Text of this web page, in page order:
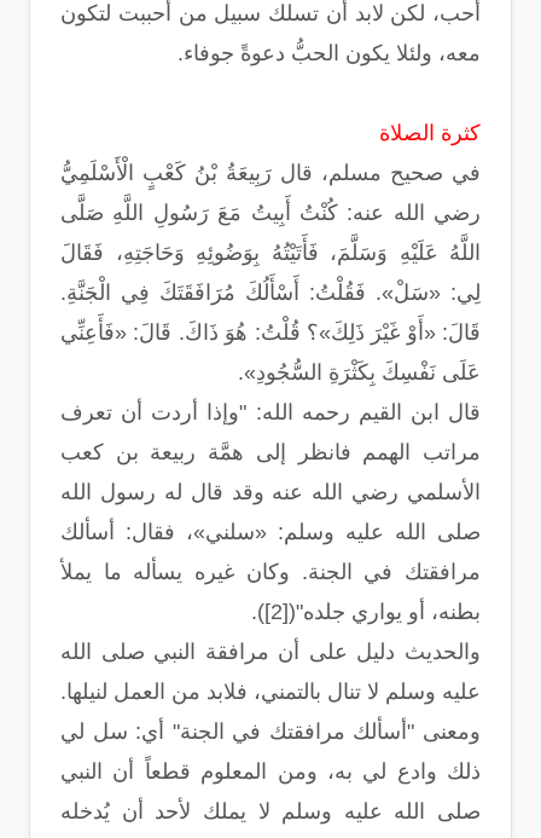
أحب، لكن لابد أن تسلك سبيل من أحببت لتكون
معه، ولئلا يكون الحبُّ دعوةً جوفاء.
كثرة الصلاة
في صحيح مسلم، قال رَبِيعَةُ بْنُ كَعْبٍ الْأَسْلَمِيُّ
رضي الله عنه: كُنْتُ أَبِيتُ مَعَ رَسُولِ اللَّهِ صَلَّى
اللَّهُ عَلَيْهِ وَسَلَّمَ، فَأَتَيْتُهُ بِوَضُوئِهِ وَحَاجَتِهِ، فَقَالَ
لِي: «سَلْ». فَقُلْتُ: أَسْأَلُكَ مُرَافَقَتَكَ فِي الْجَنَّةِ.
قَالَ: «أَوْ غَيْرَ ذَلِكَ»؟ قُلْتُ: هُوَ ذَاكَ. قَالَ: «فَأَعِنِّي
عَلَى نَفْسِكَ بِكَثْرَةِ السُّجُودِ».
قال ابن القيم رحمه الله: "وإذا أردت أن تعرف
مراتب الهمم فانظر إلى همَّة ربيعة بن كعب
الأسلمي رضي الله عنه وقد قال له رسول الله
صلى الله عليه وسلم: «سلني»، فقال: أسألك
مرافقتك في الجنة. وكان غيره يسأله ما يملأ
بطنه، أو يواري جلده"([2]).
والحديث دليل على أن مرافقة النبي صلى الله
عليه وسلم لا تنال بالتمني، فلابد من العمل لنيلها.
ومعنى "أسألك مرافقتك في الجنة" أي: سل لي
ذلك وادع لي به، ومن المعلوم قطعاً أن النبي
صلى الله عليه وسلم لا يملك لأحد أن يُدخله